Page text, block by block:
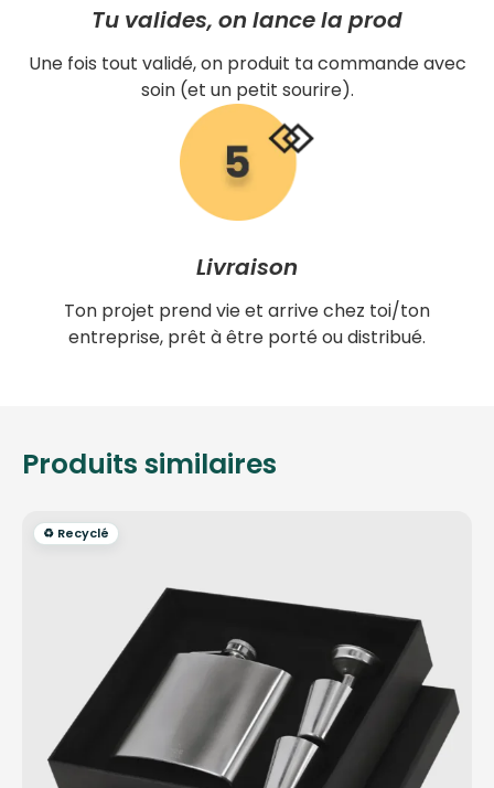
Tu valides, on lance la prod
Une fois tout validé, on produit ta commande avec
soin (et un petit sourire).
Livraison
Ton projet prend vie et arrive chez toi/ton
entreprise, prêt à être porté ou distribué.
Produits similaires
♻️ Recyclé